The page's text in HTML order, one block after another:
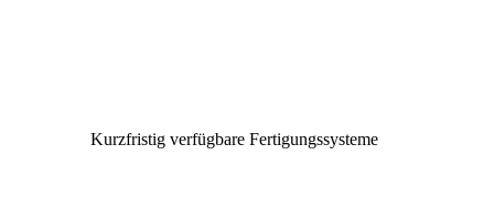
Kurzfristig verfügbare Fertigungssysteme